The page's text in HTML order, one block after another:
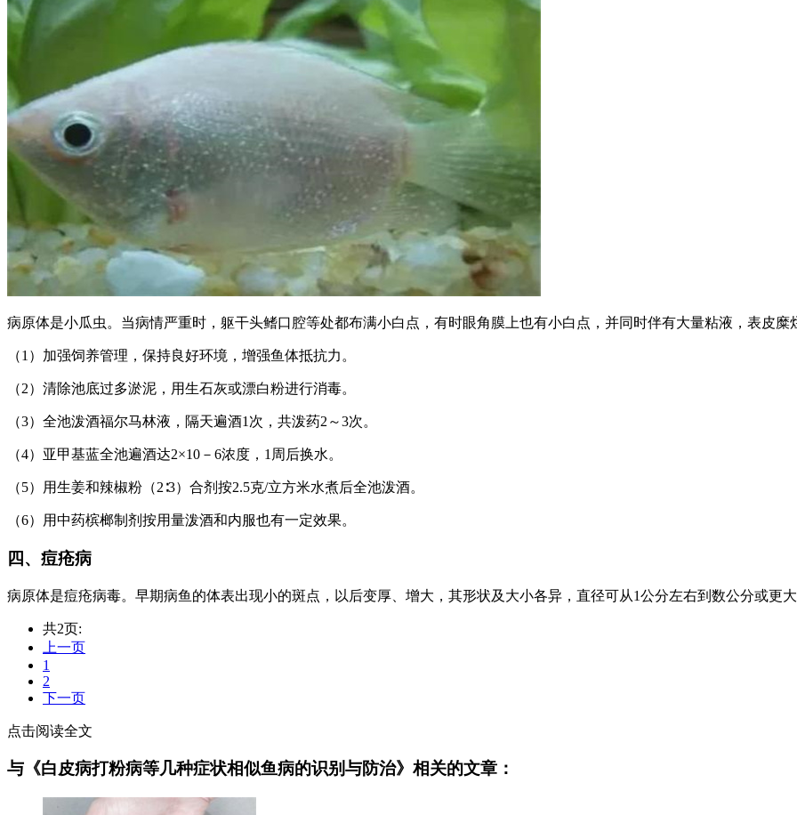
病原体是小瓜虫。当病情严重时，躯干头鳍口腔等处都布满小白点，有时眼角膜上也有小白点，并同时伴有大量粘液，表皮糜
（1）加强饲养管理，保持良好环境，增强鱼体抵抗力。
（2）清除池底过多淤泥，用生石灰或漂白粉进行消毒。
（3）全池泼酒福尔马林液，隔天遍酒1次，共泼药2～3次。
（4）亚甲基蓝全池遍酒达2×10－6浓度，1周后换水。
（5）用生姜和辣椒粉（2∶3）合剂按2.5克/立方米水煮后全池泼酒。
（6）用中药槟榔制剂按用量泼酒和内服也有一定效果。
四、痘疮病
病原体是痘疮病毒。早期病鱼的体表出现小的斑点，以后变厚、增大，其形状及大小各异，直径可从1公分左右到数公分或更
共2页:
上一页
1
2
下一页
点击阅读全文
与《白皮病打粉病等几种症状相似鱼病的识别与防治》相关的文章：